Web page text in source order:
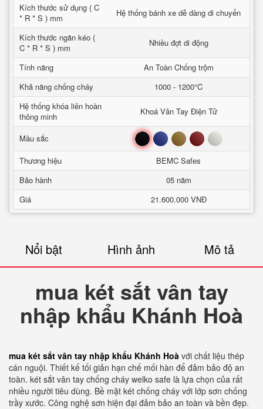
Kích thước sử dụng ( C
* R * S ) mm
Hệ thống bánh xe dễ dàng di chuyển
Kích thước ngăn kéo (
C * R * S ) mm
Nhiều đợt di động
Tính năng
An Toàn Chống trộm
Khả năng chống cháy
1000 - 1200°C
Hệ thống khóa liên hoàn
thông minh
Khoá Vân Tay Điện Tử
Mầu sắc Đen Xanh Nâu Đỏ Trắng
Thương hiệu
BEMC Safes
Bảo hành
05 năm
Giá
21.600.000 VNĐ
Nổi bật Hình ảnh Mô tả
mua két sắt vân tay
nhập khẩu Khánh Hoà
mua két sắt vân tay nhập khẩu Khánh Hoà với chất liệu thép
cán nguội. Thiết kế tối giản hạn chế mối hàn để đảm bảo độ an
toàn. két sắt vân tay chống cháy welko safe là lựa chọn của rất
nhiều người tiêu dùng. Bề mặt két chống cháy với lớp sơn chống
trầy xước. Công nghệ sơn hiện đại đảm bảo an toàn và bền đẹp.